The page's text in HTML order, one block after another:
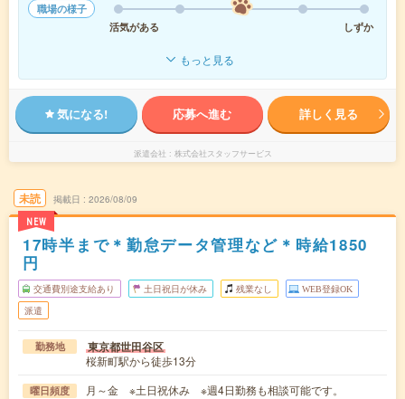
職場の様子
活気がある
しずか
もっと見る
気になる! 応募へ進む 詳しく見る
派遣会社 株式会社スタッフサービス
未読
NEW
掲載日 2026/08/09
17時半まで＊勤怠データ管理など＊時給1850
円
交通費別途支給あり 土日祝日が休み 残業なし WEB登録OK
派遣
勤務地 東京都世田谷区
桜新町駅から徒歩13分
曜日頻度 月～金 ※土日祝休み ※週4日勤務も相談可能です。